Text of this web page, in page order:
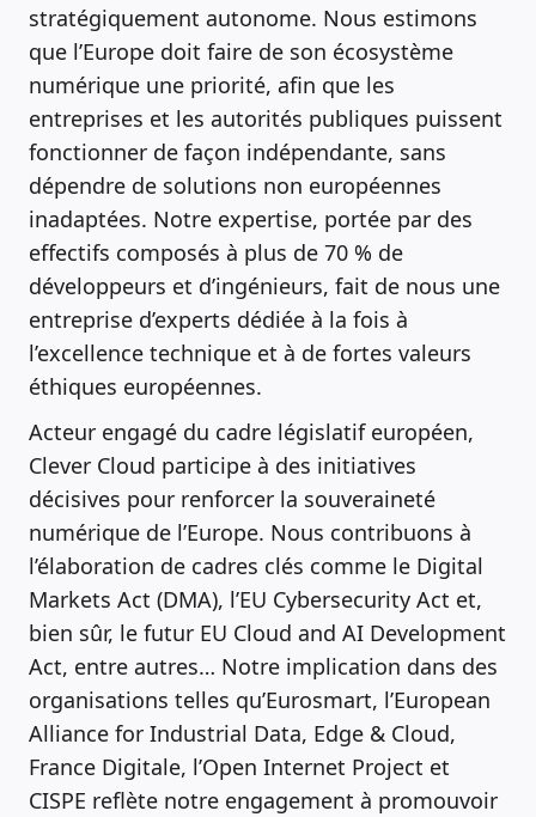
stratégiquement autonome. Nous estimons
que l’Europe doit faire de son écosystème
numérique une priorité, afin que les
entreprises et les autorités publiques puissent
fonctionner de façon indépendante, sans
dépendre de solutions non européennes
inadaptées. Notre expertise, portée par des
effectifs composés à plus de 70 % de
développeurs et d’ingénieurs, fait de nous une
entreprise d’experts dédiée à la fois à
l’excellence technique et à de fortes valeurs
éthiques européennes.
Acteur engagé du cadre législatif européen,
Clever Cloud participe à des initiatives
décisives pour renforcer la souveraineté
numérique de l’Europe. Nous contribuons à
l’élaboration de cadres clés comme le Digital
Markets Act (DMA), l’EU Cybersecurity Act et,
bien sûr, le futur EU Cloud and AI Development
Act, entre autres… Notre implication dans des
organisations telles qu’Eurosmart, l’European
Alliance for Industrial Data, Edge & Cloud,
France Digitale, l’Open Internet Project et
CISPE reflète notre engagement à promouvoir